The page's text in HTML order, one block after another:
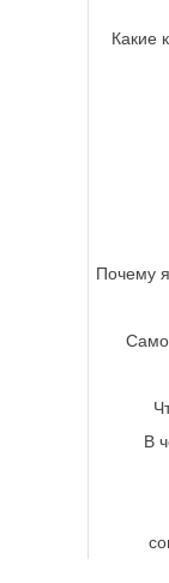
Какие
Почему
В